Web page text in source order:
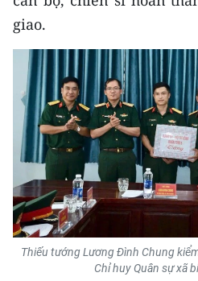
giao.
Thiếu tướng Lương Đình Chung
Chỉ huy Quân sự xã